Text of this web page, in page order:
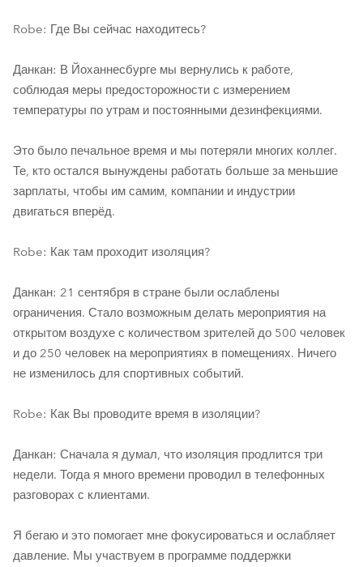
Robe: Где Вы сейчас находитесь?
Данкан: В Йоханнесбурге мы вернулись к работе,
соблюдая меры предосторожности с измерением
температуры по утрам и постоянными дезинфекциями.
Это было печальное время и мы потеряли многих коллег.
Те, кто остался вынуждены работать больше за меньшие
зарплаты, чтобы им самим, компании и индустрии
двигаться вперёд.
Robe: Как там проходит изоляция?
Данкан: 21 сентября в стране были ослаблены
ограничения. Стало возможным делать мероприятия на
открытом воздухе с количеством зрителей до 500 человек
и до 250 человек на мероприятиях в помещениях. Ничего
не изменилось для спортивных событий.
Robe: Как Вы проводите время в изоляции?
Данкан: Сначала я думал, что изоляция продлится три
недели. Тогда я много времени проводил в телефонных
разговорах с клиентами.
Я бегаю и это помогает мне фокусироваться и ослабляет
давление. Мы участвуем в программе поддержки